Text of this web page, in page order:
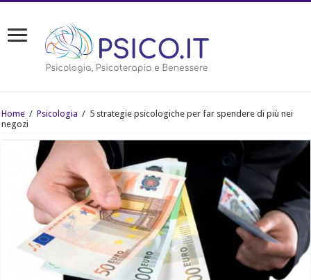
Home / Psicologia / 5 strategie psicologiche per far spendere di più nei
negozi